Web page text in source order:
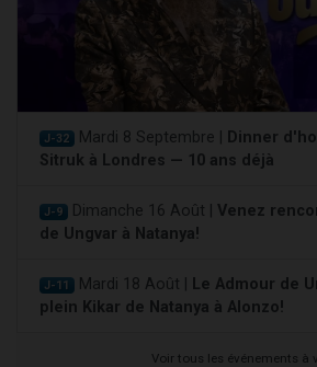
J-32 Mardi 8 Septembre |
Dinner
Sitruk à Londres — 10 ans déjà
J-9 Dimanche 16 Août | Venez
de Ungvar à Natanya!
J-11 Mardi 18 Août |
Le Admour de
plein Kikar de Natanya à Alonzo!
Voir tous les événements à